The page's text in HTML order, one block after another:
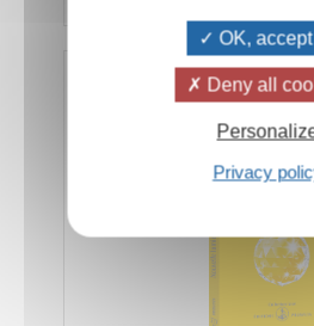
Nouvelle lumière sur
OK, accept
Deny all
Privacy